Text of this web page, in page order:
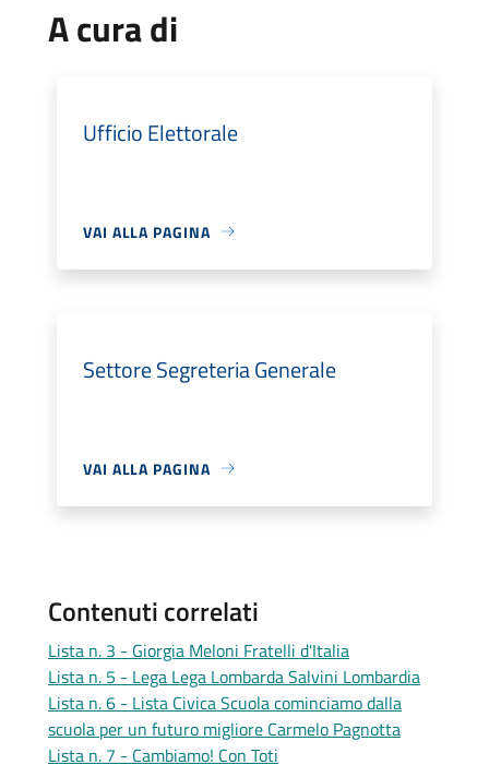
A cura di
Ufficio Elettorale
VAI ALLA PAGINA
Settore Segreteria Generale
VAI ALLA PAGINA
Contenuti correlati
Lista n. 3 - Giorgia Meloni Fratelli d'Italia
Lista n. 5 - Lega Lega Lombarda Salvini Lombardia
Lista n. 6 - Lista Civica Scuola cominciamo dalla
scuola per un futuro migliore Carmelo Pagnotta
Lista n. 7 - Cambiamo! Con Toti